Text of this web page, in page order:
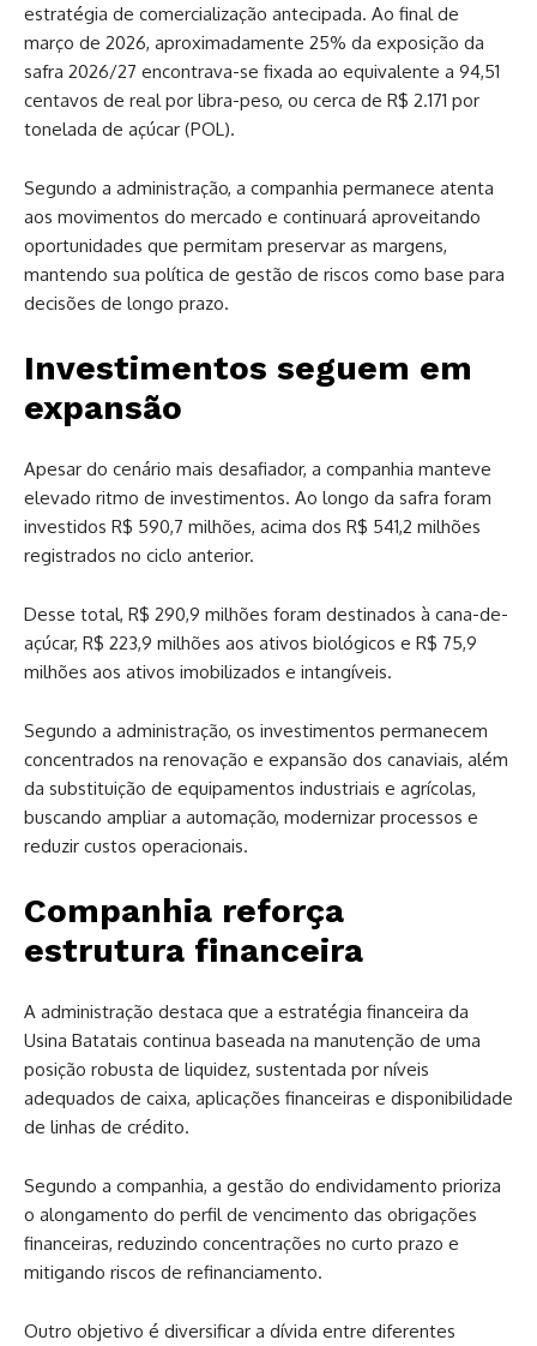
estratégia de comercialização antecipada. Ao final de
março de 2026, aproximadamente 25% da exposição da
safra 2026/27 encontrava-se fixada ao equivalente a 94,51
centavos de real por libra-peso, ou cerca de R$ 2.171 por
tonelada de açúcar (POL).
Segundo a administração, a companhia permanece atenta
aos movimentos do mercado e continuará aproveitando
oportunidades que permitam preservar as margens,
mantendo sua política de gestão de riscos como base para
decisões de longo prazo.
Investimentos seguem em
expansão
Apesar do cenário mais desafiador, a companhia manteve
elevado ritmo de investimentos. Ao longo da safra foram
investidos R$ 590,7 milhões, acima dos R$ 541,2 milhões
registrados no ciclo anterior.
Desse total, R$ 290,9 milhões foram destinados à cana-de-
açúcar, R$ 223,9 milhões aos ativos biológicos e R$ 75,9
milhões aos ativos imobilizados e intangíveis.
Segundo a administração, os investimentos permanecem
concentrados na renovação e expansão dos canaviais, além
da substituição de equipamentos industriais e agrícolas,
buscando ampliar a automação, modernizar processos e
reduzir custos operacionais.
Companhia reforça
estrutura financeira
A administração destaca que a estratégia financeira da
Usina Batatais continua baseada na manutenção de uma
posição robusta de liquidez, sustentada por níveis
adequados de caixa, aplicações financeiras e disponibilidade
de linhas de crédito.
Segundo a companhia, a gestão do endividamento prioriza
o alongamento do perfil de vencimento das obrigações
financeiras, reduzindo concentrações no curto prazo e
mitigando riscos de refinanciamento.
Outro objetivo é diversificar a dívida entre diferentes